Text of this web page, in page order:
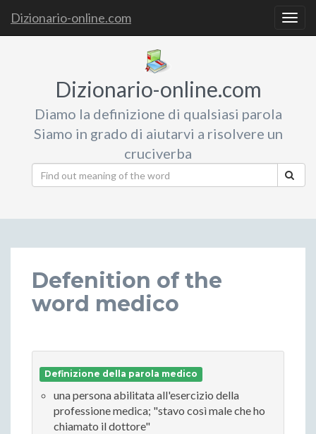
Dizionario-online.com
Dizionario-online.com
Diamo la definizione di qualsiasi parola
Siamo in grado di aiutarvi a risolvere un
cruciverba
Defenition of the
word medico
Definizione della parola medico
una persona abilitata all'esercizio della
professione medica; "stavo così male che ho
chiamato il dottore"